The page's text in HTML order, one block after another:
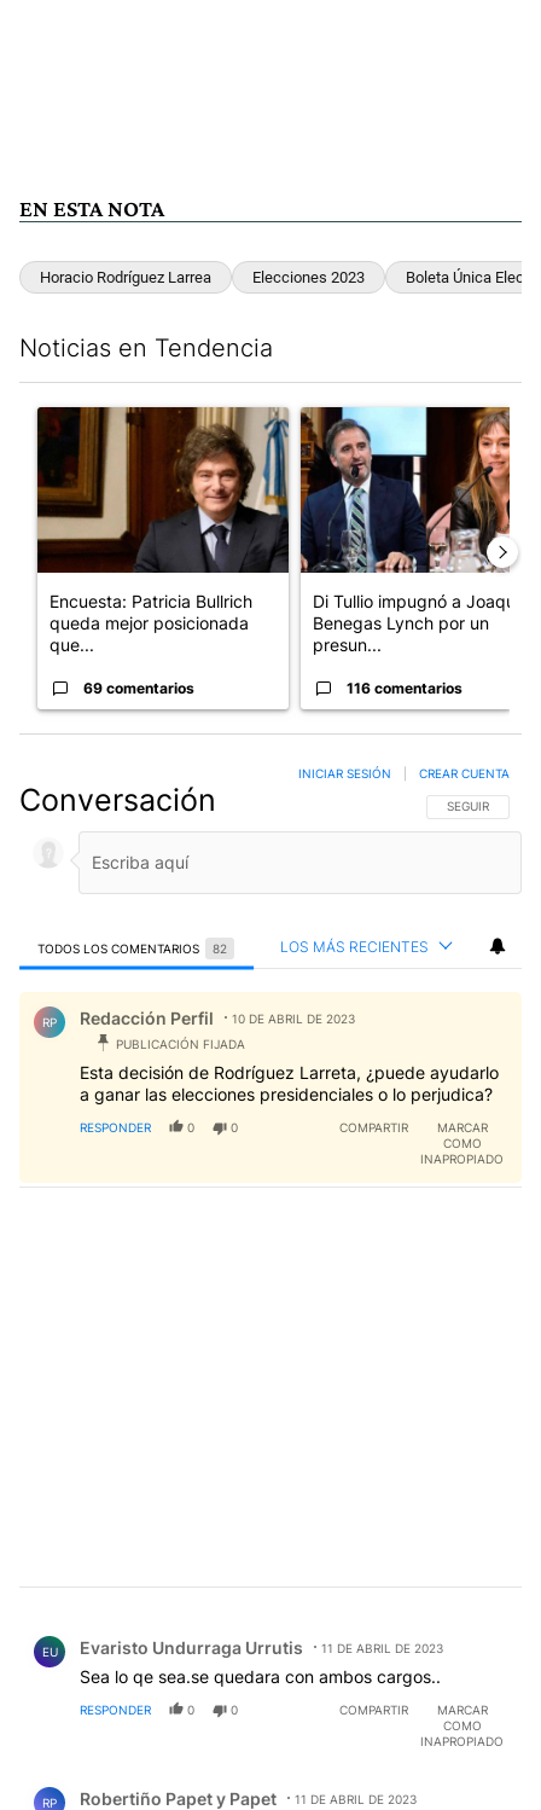
EN ESTA NOTA
Horacio Rodríguez Larrea Elecciones 2023 Boleta Única
Noticias en Tendencia
Un artículo de tendencia con el título "Encuesta: Patricia
Encuesta: Patricia Bullrich
queda mejor posicionada
que...
69 comentarios
Un artículo de tendencia con
Di Tullio impugnó a Joaquín
Benegas Lynch por un
presun...
116 comentarios
Conversación SIGA ESTA
SEGUIR
INICIAR SESIÓN CREAR CUENTA
TODOS LOS COMENTARIOS 82 LOS MÁS RECIENTES
Comentario de Redacción Perfil.
RP Redacción Perfil
10 DE ABRIL DE 2023
PUBLICACIÓN FIJADA
Esta decisión de Rodríguez Larreta, ¿puede ayudarlo
a ganar las elecciones presidenciales o lo perjudica?
RESPONDER 0 0 COMPARTIR
MARCAR
COMO
INAPROPIADO
EU Evaristo Undurraga Urrutis 11 DE ABRIL DE 2023
Sea lo qe sea.se quedara con ambos cargos..
RESPONDER 0 0 COMPARTIR
MARCAR
COMO
INAPROPIADO
RP Robertiño Papet y Papet 11 DE ABRIL DE 2023